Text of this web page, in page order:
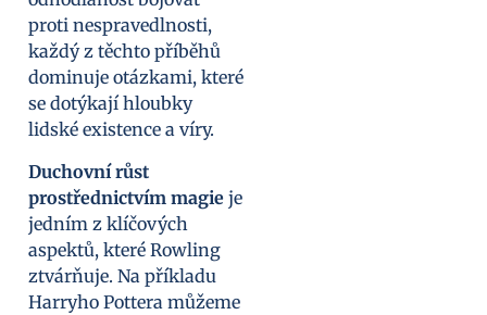
proti nespravedlnosti,
každý z těchto příběhů
dominuje otázkami, které
se dotýkají hloubky
lidské existence a víry.
Duchovní růst
prostřednictvím magie je
jedním z klíčových
aspektů, které Rowling
ztvárňuje. Na příkladu
Harryho Pottera můžeme